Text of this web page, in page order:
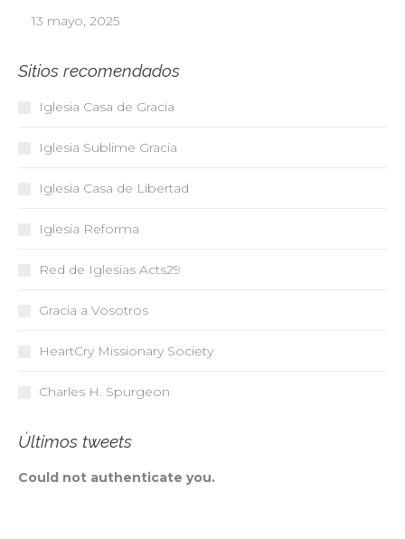
13 mayo, 2025
Sitios recomendados
Iglesia Casa de Gracia
Iglesia Sublime Gracia
Iglesia Casa de Libertad
Iglesia Reforma
Red de Iglesias Acts29
Gracia a Vosotros
HeartCry Missionary Society
Charles H. Spurgeon
Últimos tweets
Could not authenticate you.